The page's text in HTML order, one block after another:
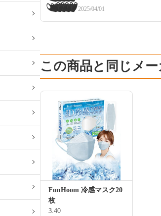
2025/04/01
この商品と同じメ
FunHoom 冷感マスク20
枚
3.40